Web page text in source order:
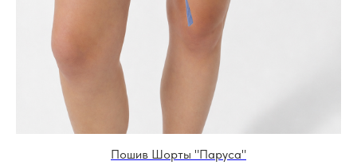
Пошив Шорты "Паруса"